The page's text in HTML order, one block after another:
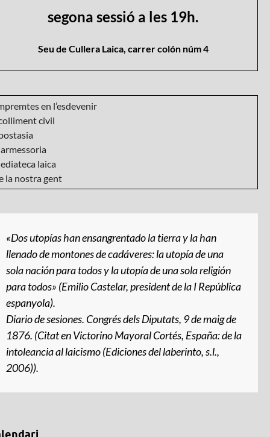
segona sessió a les 19h.
Seu de Cullera Laica, carrer colón núm 4
en l’esdevenir
civil
laica
la nostra gent
«Dos utopías han ensangrentado la tierra y la han
llenado de montones de cadáveres: la utopía de una
sola nación para todos y la utopía de una sola religión
para todos» (Emilio Castelar, president de la I República
espanyola).
Diario de sesiones. Congrés dels Diputats, 9 de maig de
1876. (Citat en Victorino Mayoral Cortés, España: de la
intoleancia al laicismo(Ediciones del laberinto, s.l.,
2006)).